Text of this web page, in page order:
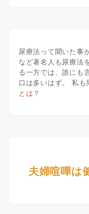
尿療法って聞いた事
など著名人も尿療法
る一方では、誰にも
口は多いはず。 私も
とは？
夫婦喧嘩は